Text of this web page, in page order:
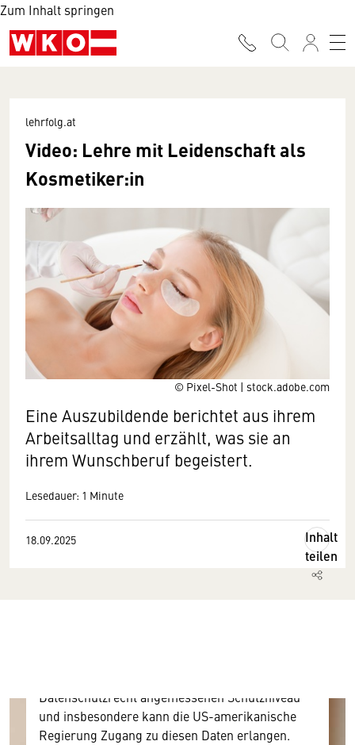
Zum Inhalt springen
© Pixel-Shot | stock.adobe.com
lehrfolg.at
Video: Lehre mit Leidenschaft als
Kosmetiker:in
Eine Auszubildende berichtet aus ihrem
Arbeitsalltag und erzählt, was sie an
ihrem Wunschberuf begeistert.
Lesedauer: 1 Minute
18.09.2025
Inhalt
teilen
Wir benötigen Ihre Zustimmung
Datenschutzrecht angemessenen Schutzniveau
und insbesondere kann die US-amerikanische
Regierung Zugang zu diesen Daten erlangen.